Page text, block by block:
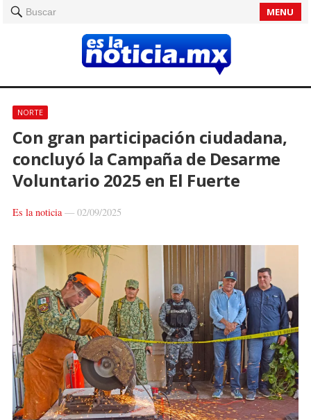
Buscar MENU
NORTE
Con gran participación ciudadana,
concluyó la Campaña de Desarme
Voluntario 2025 en El Fuerte
Es la noticia— 02/09/2025